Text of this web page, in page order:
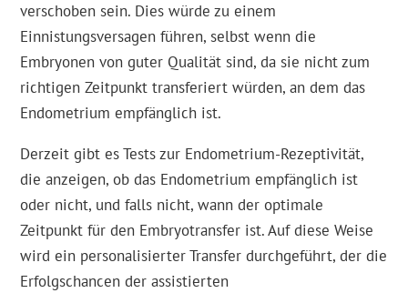
verschoben sein. Dies würde zu einem
Einnistungsversagen führen, selbst wenn die
Embryonen von guter Qualität sind, da sie nicht zum
richtigen Zeitpunkt transferiert würden, an dem das
Endometrium empfänglich ist.
Derzeit gibt es Tests zur Endometrium-Rezeptivität,
die anzeigen, ob das Endometrium empfänglich ist
oder nicht, und falls nicht, wann der optimale
Zeitpunkt für den Embryotransfer ist. Auf diese Weise
wird ein personalisierter Transfer durchgeführt, der die
Erfolgschancen der assistierten